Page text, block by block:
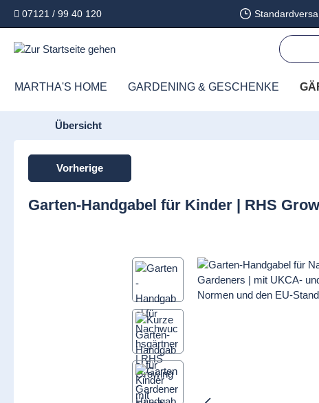
Zur Hauptnavigation springen
07121 / 99 40 120
MARTHA'S HOME GARDENING & GESCHENKE
Übersicht
Vorherige
Garten-Handgabel für Kinder | RHS
Bildergalerie überspringen